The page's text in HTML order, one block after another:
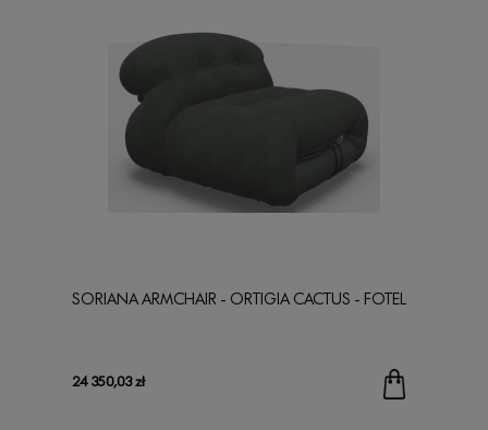
SORIANA ARMCHAIR - ORTIGIA CACTUS - FOTEL
24 350,03 zł